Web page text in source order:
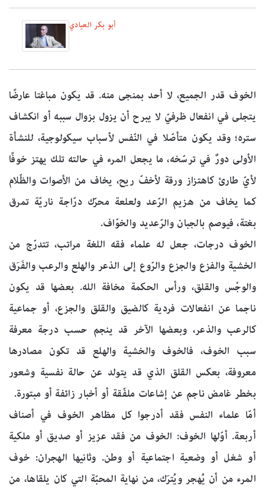
أبو بكر العيادي
الخوف قدر الجميع، لا أحد بمنجى منه. قد يكون مباغتا عارضًا
يتجلى في انفعال ظرفيّ لا يبرح أن يزول بزوال سببه أو انكشاف
ستره؛ وقد يكون متأصّلا في النّفس لأسباب سيكولوجية، للنشأة
الأولى دورٌ في ترسّخه، ما يجعل المرء في حالته تلك يهتز خوفًا
لأيّ طارئ كاهتزاز ورقة لأخفّ ريح، يخاف من الأصوات والظّلام
كما يخاف من هزيم الرّعد ولعلعة محرّك درّاجة ناريّة تمرق
بغتة، فيوصم بالجبان والرّعديد والخوّاف.
الخوف درجات، جعل له علماء فقه اللغة مراتب، تتدرّج من
الخشية والفزع والجزع والرّوع إلى الذعر والهلع والرعب والفَرَق
والوجْس والقلق، ورأس الحكمة مخافة الله. بعضها قد يكون
ناجما عن انفعالات فردية كالضيق والقلق والجزع، أو جماعية
كالرعب والذعر، وبعضها الآخر قد ينجم حسب درجة معرفة
سبب الخوف، فالخوف والخشية والهلع قد تكون مصادرها
معروفة، بعكس القلق الذي قد يتولد عن حالة نفسية وشعور
بخطر غامض ناجم عن إشاعات ملفّقة أو أخبار زائفة أو مبتورة.
أمّا علماء النفس فقد أدرجوا كل مظاهر الخوف في أصناف
أربعة. أوّلها الخوف: الخوف من فقد عزيز أو صديق أو ملكية
أو شغل أو وضعية اجتماعية أو وطن. وثانيها الهجران: خوف
المرء من أن يُهجر ويُترَك، من نهاية المحبّة التي كان يلقاها، من